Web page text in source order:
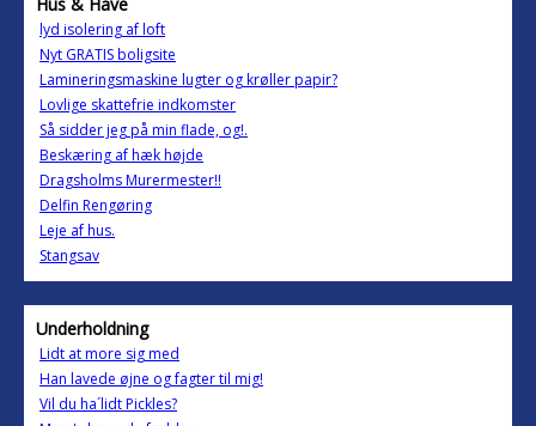
lyd isolering af loft
Nyt GRATIS boligsite
Lamineringsmaskine lugter og krøller papir?
Lovlige skattefrie indkomster
Så sidder jeg på min flade, og!.
Beskæring af hæk højde
Dragsholms Murermester!!
Delfin Rengøring
Leje af hus.
Stangsav
Underholdning
Lidt at more sig med
Han lavede øjne og fagter til mig!
Vil du ha´lidt Pickles?